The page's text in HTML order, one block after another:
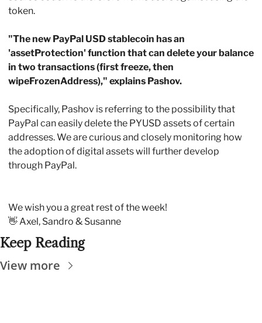
token.
"The new PayPal USD stablecoin has an
'assetProtection' function that can delete your balance
in two transactions (first freeze, then
wipeFrozenAddress)," explains Pashov.
Specifically, Pashov is referring to the possibility that
PayPal can easily delete the PYUSD assets of certain
addresses. We are curious and closely monitoring how
the adoption of digital assets will further develop
through PayPal.
We wish you a great rest of the week!
👋 Axel, Sandro & Susanne
Keep Reading
View more